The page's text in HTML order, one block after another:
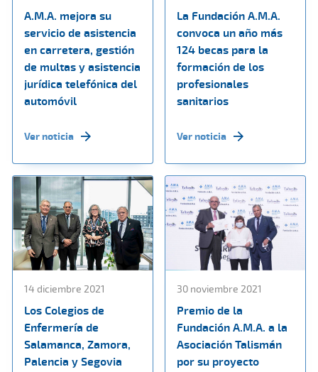
A.M.A. mejora su
servicio de asistencia
en carretera, gestión
de multas y asistencia
jurídica telefónica del
automóvil
Ver noticia
La Fundación A.M.A.
convoca un año más
124 becas para la
formación de los
profesionales
sanitarios
Ver noticia
14 diciembre 2021
Los Colegios de
Enfermería de
Salamanca, Zamora,
Palencia y Segovia
30 noviembre 2021
Premio de la
Fundación A.M.A. a la
Asociación Talismán
por su proyecto